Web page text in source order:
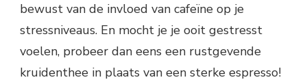
bewust van de invloed van cafeïne op je
stressniveaus. En mocht je je ooit gestresst
voelen, probeer dan eens een rustgevende
kruidenthee in plaats van een sterke espresso!